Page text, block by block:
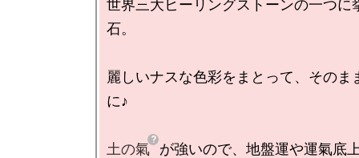
世界三大ヒーリングストーンの一つに
石。
麗しいナスな色彩をまとって、そのま
に♪
土の氣
が強いので、地盤運や運氣底